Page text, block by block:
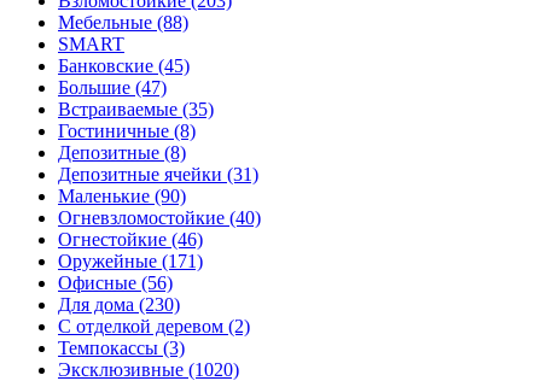
Мебельные (88)
SMART
Банковские (45)
Большие (47)
Встраиваемые (35)
Гостиничные (8)
Депозитные (8)
Депозитные ячейки (31)
Маленькие (90)
Огневзломостойкие (40)
Огнестойкие (46)
Оружейные (171)
Офисные (56)
Для дома (230)
С отделкой деревом (2)
Темпокассы (3)
Эксклюзивные (1020)